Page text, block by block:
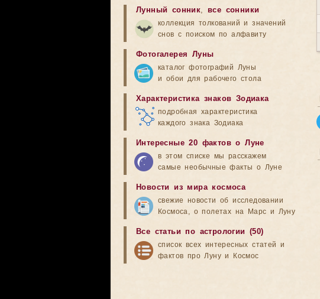
Лунный сонник, все сонники
коллекция толкований и значений
снов с поиском по алфавиту
Фотогалерея Луны
каталог фотографий Луны
и обои для рабочего стола
Характеристика знаков Зодиака
подробная характеристика
каждого знака Зодиака
Интересные 20 фактов о Луне
в этом списке мы расскажем
самые необычные факты о Луне
Новости из мира космоса
свежие новости об исследовании
Космоса, о полетах на Марс и Луну
Все статьи по астрологии (50)
список всех интересных статей и
фактов про Луну и Космос